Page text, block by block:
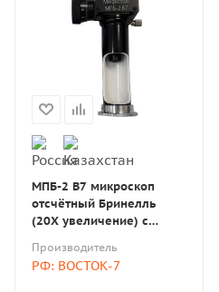
МПБ-2 В7 микроскоп
отсчётный Бринелль
(20X увеличение) с
Производитель
РФ: ВОСТОК-7